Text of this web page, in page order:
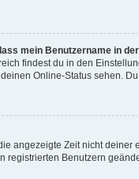
mein Benutzername in
findest du in den
Online-Status sehen.
angezeigte Zeit nicht deiner
registrierten Benutzern